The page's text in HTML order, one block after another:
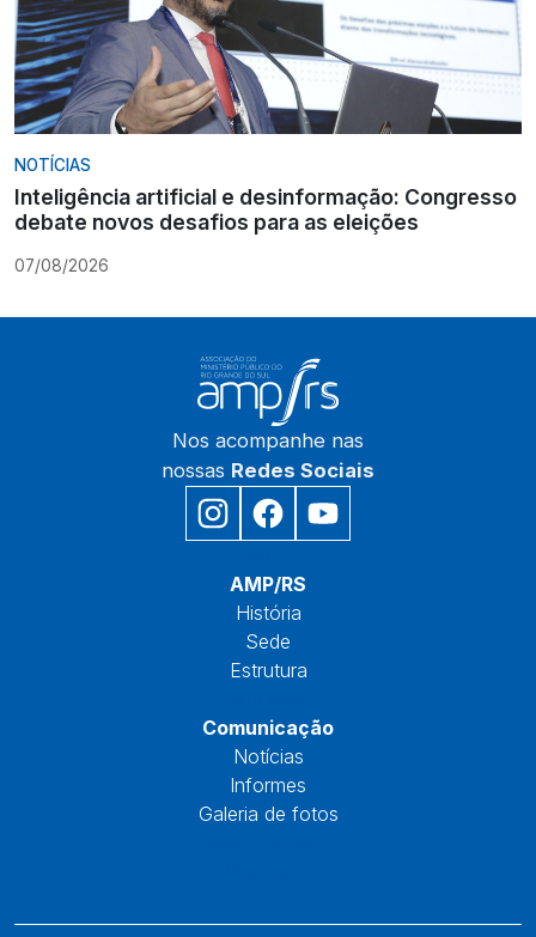
NOTÍCIAS
Inteligência artificial e desinformação: Congresso
debate novos desafios para as eleições
07/08/2026
Nos acompanhe nas
nossas Redes Sociais
AMP/RS
História
Sede
Estrutura
Comunicação
Notícias
Informes
Galeria de fotos